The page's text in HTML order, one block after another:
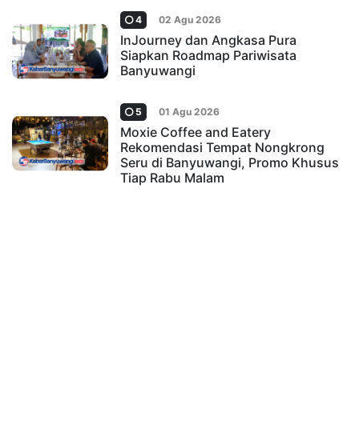
4 02 Agu 2026
InJourney dan Angkasa Pura
Siapkan Roadmap Pariwisata
Banyuwangi
5 01 Agu 2026
Moxie Coffee and Eatery
Rekomendasi Tempat Nongkrong
Seru di Banyuwangi, Promo Khusus
Tiap Rabu Malam